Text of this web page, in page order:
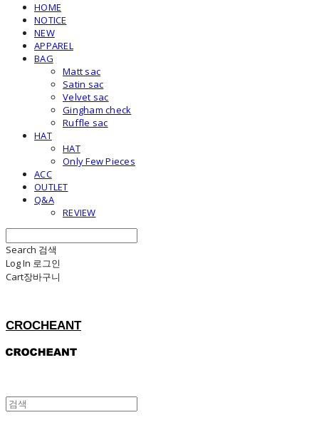
HOME
NOTICE
NEW
APPAREL
BAG
Matt sac
Satin sac
Velvet sac
Gingham check
Ruffle sac
HAT
HAT
Only Few Pieces
ACC
OUTLET
Q&A
REVIEW
Search 검색
Log In 로그인
Cart장바구니
CROCHEANT